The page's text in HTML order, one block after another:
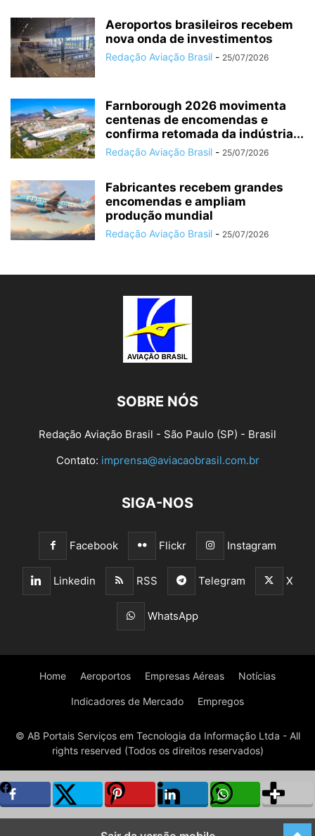
Aeroportos brasileiros recebem
nova onda de investimentos
Redação Aviação Brasil - 25/07/2026
Farnborough 2026 movimenta
centenas de encomendas e
confirma retomada da indústria...
Redação Aviação Brasil - 25/07/2026
Fabricantes recebem grandes
encomendas e ampliam
produção mundial
Redação Aviação Brasil - 25/07/2026
SOBRE NÓS
Redação Aviação Brasil - São Paulo (SP) - Brasil
Contato: imprensa@aviacaobrasil.com.br
SIGA-NOS
Facebook Flickr Instagram
Linkedin RSS Telegram X
WhatsApp
Home Aeroportos Empresas Aéreas Notícias
Indicadores de Mercado Empregos
© AB Portais Serviços em Tecnologia da Informação Ltda - All
rights reserved (Todos os direitos reservados)